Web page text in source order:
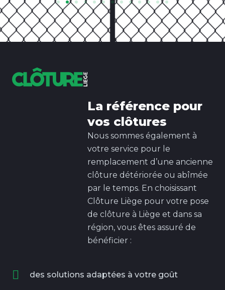
La référence pour
vos clôtures
Nous sommes également à
votre service pour le
remplacement d’une ancienne
clôture détériorée ou abîmée
par le temps. En choisissant
Clôture Liège pour votre pose
de clôture à Liège et dans sa
région, vous êtes assuré de
bénéficier :
des solutions adaptées à votre goût